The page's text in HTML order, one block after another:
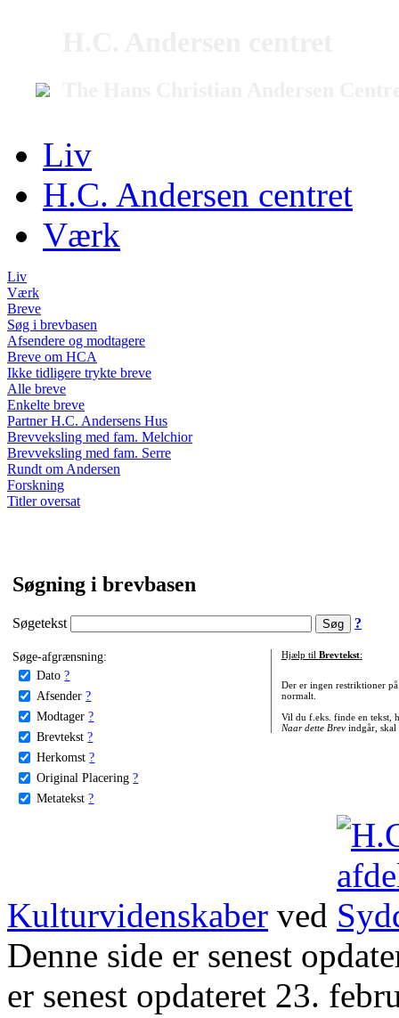
Liv
H.C. Andersen centret
Værk
Liv
Værk
Breve
Søg i brevbasen
Afsendere og modtagere
Breve om HCA
Ikke tidligere trykte breve
Alle breve
Enkelte breve
Partner H.C. Andersens Hus
Brevveksling med fam. Melchior
Brevveksling med fam. Serre
Rundt om Andersen
Forskning
Titler oversat
Søgning i brevbasen
Søgetekst ?
Søge-afgrænsning:
Dato ?
Afsender ?
Modtager ?
Brevtekst ?
Herkomst ?
Original Placering ?
Metatekst ?
Hjælp til Brevtekst:
Der er ingen restriktioner
normalt.
Vil du f.eks. finde en tekst,
Naar dette Brevindgår, skal
Kulturvidenskaber ved
Denne side er senest
er senest opdateret 23.